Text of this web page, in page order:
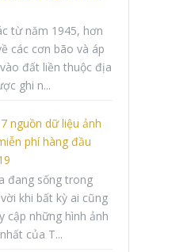
từ năm 1945, hơn
các cơn bão và áp
đất liền thuộc địa
ghi n...
nguồn dữ liệu ảnh
phí hàng đầu
đang sống trong
khi bất kỳ ai cũng
cập những hình ảnh
của T...